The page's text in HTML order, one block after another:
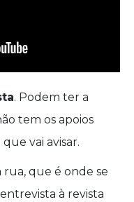
. Podem ter a
tem os apoios
vai avisar.
rua, que é onde se
à revista